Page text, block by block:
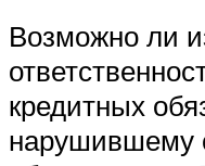
Возможно ли
кредитных
нарушившему